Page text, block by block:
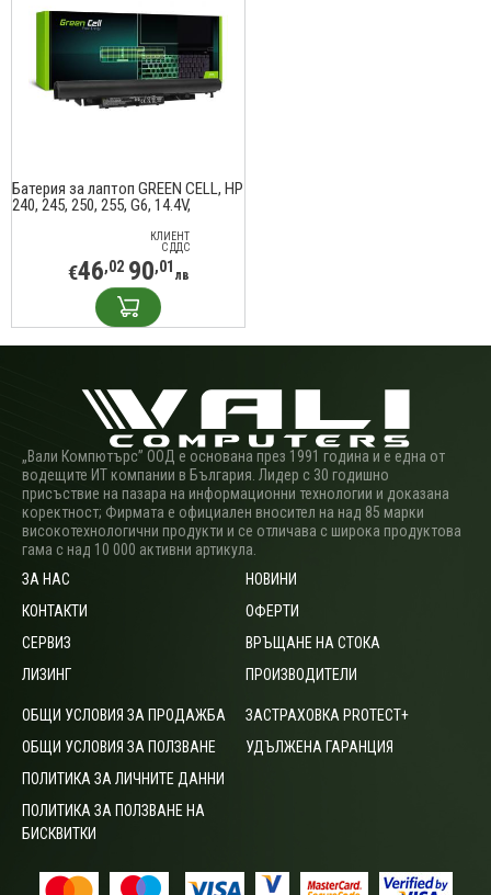
Батерия за лаптоп GREEN CELL, HP
240, 245, 250, 255, G6, 14.4V,
КЛИЕНТ
С ДДС
€46,02 90,01 лв
„Вали Компютърс” ООД е основана през 1991 година и е една от
водещите ИТ компании в България. Лидер с 30 годишно
присъствие на пазара на информационни технологии и доказана
коректност; Фирмата е официален вносител на над 85 марки
високотехнологични продукти и се отличава с широка продуктова
гама с над 10 000 активни артикула.
ЗА НАС
КОНТАКТИ
СЕРВИЗ
ЛИЗИНГ
НОВИНИ
ОФЕРТИ
ВРЪЩАНЕ НА СТОКА
ПРОИЗВОДИТЕЛИ
ОБЩИ УСЛОВИЯ ЗА ПРОДАЖБА
ОБЩИ УСЛОВИЯ ЗА ПОЛЗВАНЕ
ПОЛИТИКА ЗА ЛИЧНИТЕ ДАННИ
ПОЛИТИКА ЗА ПОЛЗВАНЕ НА
БИСКВИТКИ
ЗАСТРАХОВКА PROTECT+
УДЪЛЖЕНА ГАРАНЦИЯ